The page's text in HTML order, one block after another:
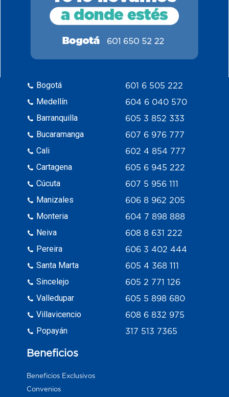
Bogotá
Medellín
Barranquilla
Bucaramanga
Cali
Cartagena
Cúcuta
Manizales
Monteria
Neiva
Pereira
Santa Marta
Sincelejo
Valledupar
Villavicencio
Popayán
601 6 505 222
604 6 040 570
605 3 852 333
607 6 976 777
602 4 854 777
605 6 945 222
607 5 956 111
606 8 962 205
604 7 898 888
608 8 631 222
606 3 402 444
605 4 368 111
605 2 771 126
605 5 898 680
608 6 832 975
317 513 7365
Beneficios
Beneficios Exclusivos
Convenios